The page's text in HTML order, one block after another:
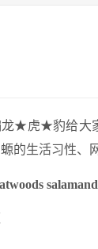
★虎★豹给大
的生活习性、